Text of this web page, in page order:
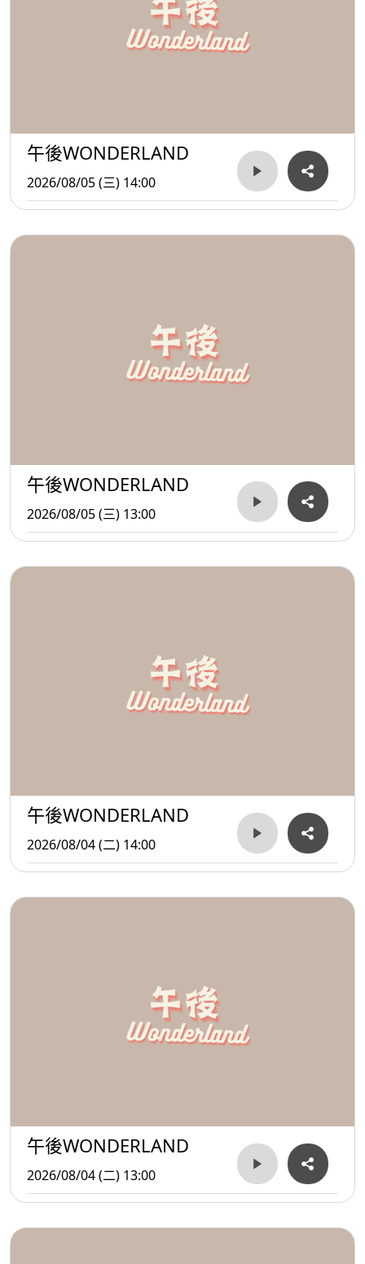
午後WONDERLAND
2026/08/05 (三) 14:00
午後WONDERLAND
2026/08/05 (三) 13:00
午後WONDERLAND
2026/08/04 (二) 14:00
午後WONDERLAND
2026/08/04 (二) 13:00